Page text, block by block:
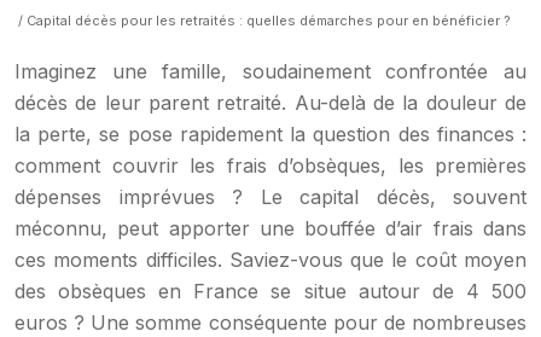
/ Capital décès pour les retraités : quelles démarches pour en bénéficier ?
Imaginez une famille, soudainement confrontée au
décès de leur parent retraité. Au-delà de la douleur de
la perte, se pose rapidement la question des finances :
comment couvrir les frais d’obsèques, les premières
dépenses imprévues ? Le capital décès, souvent
méconnu, peut apporter une bouffée d’air frais dans
ces moments difficiles. Saviez-vous que le coût moyen
des obsèques en France se situe autour de 4 500
euros ? Une somme conséquente pour de nombreuses